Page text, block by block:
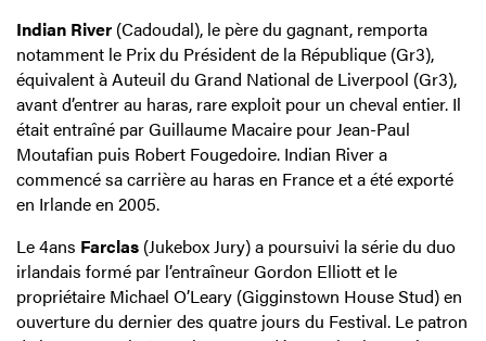
Indian River (Cadoudal), le père du gagnant, remporta
notamment le Prix du Président de la République (Gr3),
équivalent à Auteuil du Grand National de Liverpool (Gr3),
avant d’entrer au haras, rare exploit pour un cheval entier. Il
était entraîné par Guillaume Macaire pour Jean-Paul
Moutafian puis Robert Fougedoire. Indian River a
commencé sa carrière au haras en France et a été exporté
en Irlande en 2005.
Le 4ans Farclas (Jukebox Jury) a poursuivi la série du duo
irlandais formé par l’entraîneur Gordon Elliott et le
propriétaire Michael O’Leary (Gigginstown House Stud) en
ouverture du dernier des quatre jours du Festival. Le patron